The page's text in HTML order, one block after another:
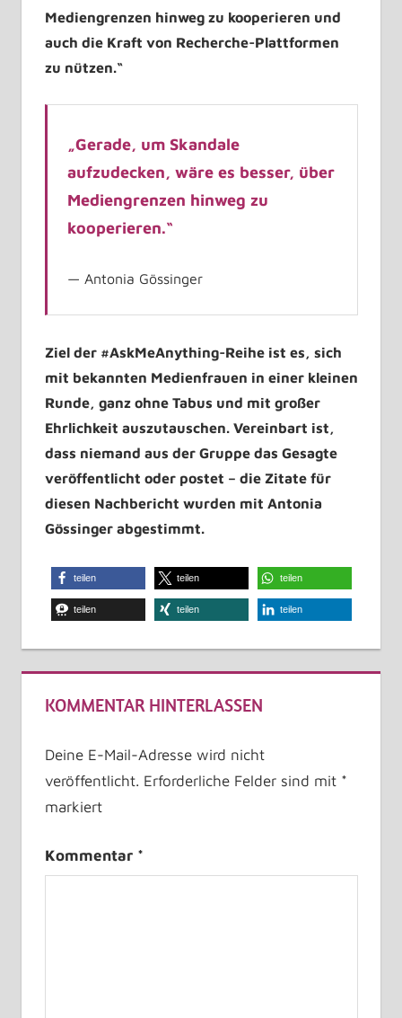
Mediengrenzen hinweg zu kooperieren und
auch die Kraft von Recherche-Plattformen
zu nützen.“
„Gerade, um Skandale
aufzudecken, wäre es besser, über
Mediengrenzen hinweg zu
kooperieren.“
Antonia Gössinger
Ziel der #AskMeAnything-Reihe ist es, sich
mit bekannten Medienfrauen in einer kleinen
Runde, ganz ohne Tabus und mit großer
Ehrlichkeit auszutauschen. Vereinbart ist,
dass niemand aus der Gruppe das Gesagte
veröffentlicht oder postet – die Zitate für
diesen Nachbericht wurden mit Antonia
Gössinger abgestimmt.
teilen teilen teilen
teilen teilen teilen
KOMMENTAR HINTERLASSEN
Deine E-Mail-Adresse wird nicht
veröffentlicht. Erforderliche Felder sind mit *
markiert
Kommentar *